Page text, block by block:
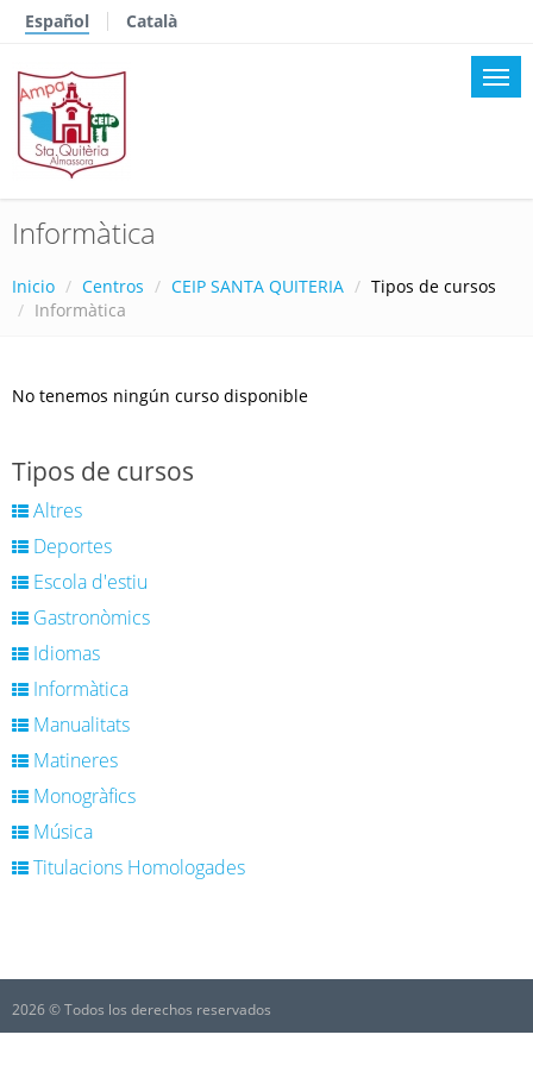
Español Català
Informàtica
Inicio Centros CEIP SANTA QUITERIA
Tipos de cursos
Informàtica
No tenemos ningún curso disponible
Tipos de cursos
Altres
Deportes
Escola d'estiu
Gastronòmics
Idiomas
Informàtica
Manualitats
Matineres
Monogràfics
Música
Titulacions Homologades
2026 © Todos los derechos reservados